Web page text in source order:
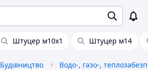
Штуцер м10х1 Штуцер м14
Будівництво Водо-, газо-,